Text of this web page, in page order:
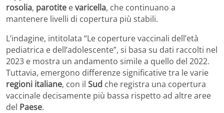
rosolia, parotite evaricella, che continuano a
mantenere livelli di copertura più stabili.
L’indagine, intitolata “Le coperture vaccinali dell’età
pediatrica e dell’adolescente”, si basa su dati raccolti nel
2023 e mostra un andamento simile a quello del 2022.
Tuttavia, emergono differenze significative tra le varie
regioni italiane, con il Sud che registra una copertura
vaccinale decisamente più bassa rispetto ad altre aree
del Paese.